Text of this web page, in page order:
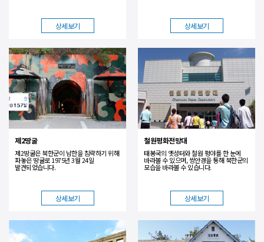
상세보기 상세보기
제2땅굴
제2땅굴은 북한군이 남한을 침략하기 위해
파놓은 땅굴로 1975년 3월 24일
발견되었습니다.
상세보기
철원평화전망대
태봉국의 옛성터와 철원 평야를 한 눈에
바라볼 수 있으며, 쌍안경을 통해 북한군의
모습을 바라볼 수 있습니다.
상세보기